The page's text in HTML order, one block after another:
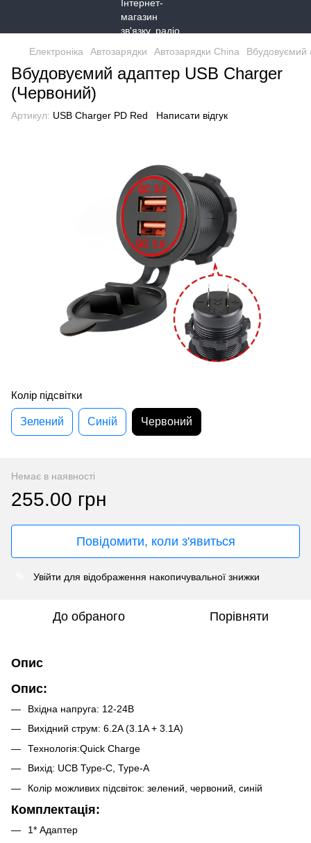
Електроніка Автозарядки Автозарядки China Вбудовуємий
Вбудовуємий адаптер USB Charger
(Червоний)
Артикул: USB Charger PD Red Написати відгук
Колір підсвітки
Зелений Синій Червоний
Немає в наявності
255.00 грн
Повідомити, коли з'явиться
Увійти для відображення накопичувальної знижки
До обраного Порівняти
Опис
Опис:
Вхідна напруга: 12-24В
Вихідний струм: 6.2A (3.1A + 3.1A)
Технологія:Quick Charge
Вихід: UCB Type-C, Type-А
Колір можливих підсвіток: зелений, червоний, синій
Комплектація:
1* Адаптер